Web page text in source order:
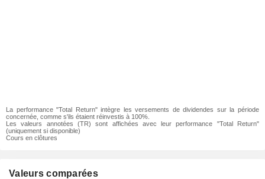
La performance "Total Return" intègre les versements de dividendes sur la période
concernée, comme s'ils étaient réinvestis à 100%.
Les valeurs annotées (TR) sont affichées avec leur performance "Total Return"
(uniquement si disponible)
Cours en clôtures
Valeurs comparées